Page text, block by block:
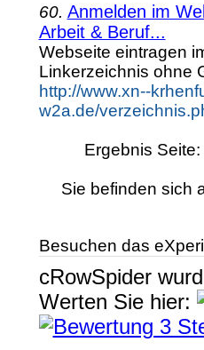
60. Anmelden im
Arbeit & Beruf...
Webseite eintragen
Linkerzeichnis ohne
http://www.xn--
w2a.de/
Ergebnis Seite:
Sie befinden sich
Besuchen das
cRowSpider
Werten Sie hier: